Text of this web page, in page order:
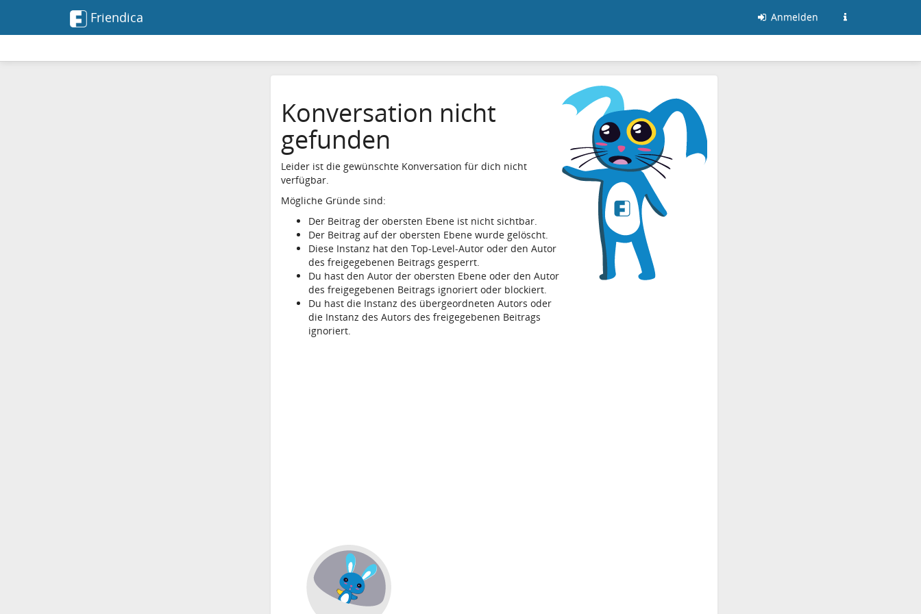
Friendica Anmelden
Konversation nicht
gefunden
Leider ist die gewünschte Konversation für dich nicht
verfügbar.
Mögliche Gründe sind:
Der Beitrag der obersten Ebene ist nicht sichtbar.
Der Beitrag auf der obersten Ebene wurde gelöscht.
Diese Instanz hat den Top-Level-Autor oder den Autor
des freigegebenen Beitrags gesperrt.
Du hast den Autor der obersten Ebene oder den Autor
des freigegebenen Beitrags ignoriert oder blockiert.
Du hast die Instanz des übergeordneten Autors oder
die Instanz des Autors des freigegebenen Beitrags
ignoriert.